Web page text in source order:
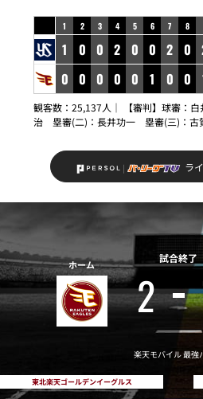
1 2 3 4 5 6 7 8
1 0 0 2 0 0 2 0
0 0 0 0 0 1 0 0
観客数：25,137人｜ 【審判】球審：
治 塁審(二)：長井功一 塁審(三)：古
ラ
ホーム
東北楽天ゴールデンイーグルス
試合終了
2
楽天モバイル 最強